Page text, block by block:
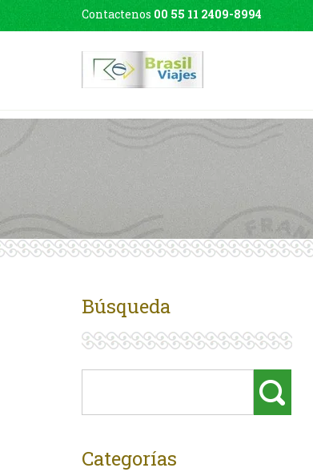
Contactenos 00 55 11 2409-8994
Búsqueda
Categorías